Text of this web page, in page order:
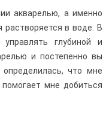
акварелью, а именно
растворяется в воде. В
глубиной и
и постепенно вы
что мне
мне добиться